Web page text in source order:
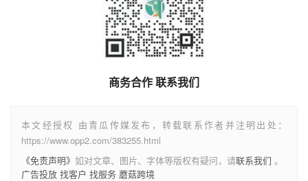
商务合作 联系我们
本文经授权 由青瓜传媒发布，转载联系作者并注明出处：
https://www.opp2.com/383255.html
《免责声明》 如对文章、图片、字体等版权有疑问，请联系我们 。
广告投放 找客户 找服务 蘑菇跨境